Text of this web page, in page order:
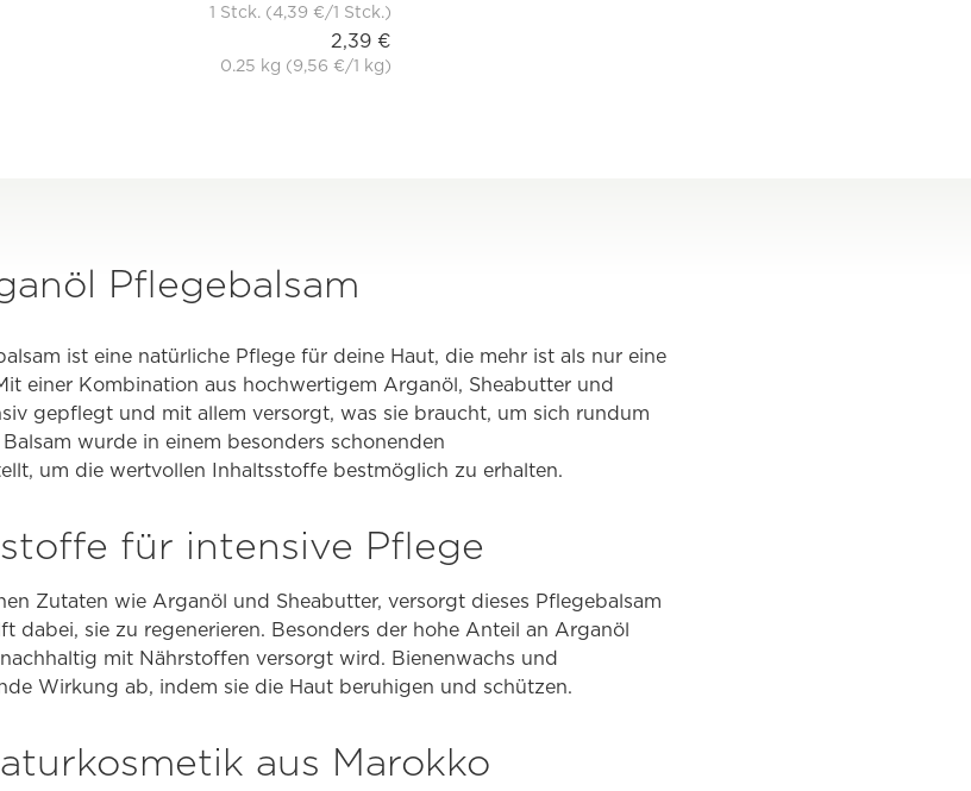
1 Stck. (4,39 €/1 Stck.)
2,39 €
0.25 kg (9,56 €/1 kg)
Pflegebalsam
ist eine natürliche Pflege für deine Haut, die mehr ist als nur eine
einer Kombination aus hochwertigem Arganöl, Sheabutter und
gepflegt und mit allem versorgt, was sie braucht, um sich rundum
wurde in einem besonders schonenden
um die wertvollen Inhaltsstoffe bestmöglich zu erhalten.
für intensive Pflege
Zutaten wie Arganöl und Sheabutter, versorgt dieses Pflegebalsam
dabei, sie zu regenerieren. Besonders der hohe Anteil an Arganöl
mit Nährstoffen versorgt wird. Bienenwachs und
Wirkung ab, indem sie die Haut beruhigen und schützen.
aus Marokko